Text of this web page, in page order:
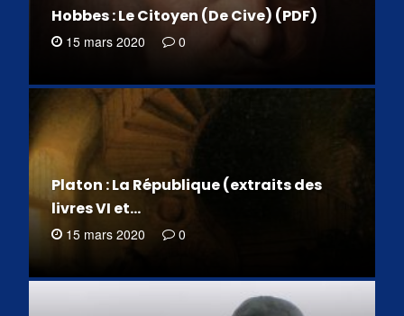
Hobbes : Le Citoyen (De Cive) (PDF)
15 mars 2020 0
Platon : La République (extraits des
livres VI et…
15 mars 2020 0